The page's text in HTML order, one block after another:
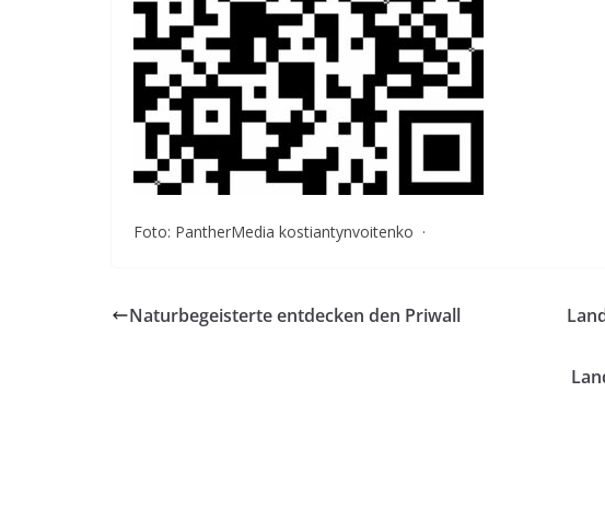
Foto: PantherMedia kostiantynvoitenko ·
Naturbegeisterte entdecken den Priwall